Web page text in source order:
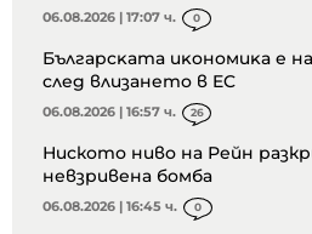
06.08.2026 | 17:07 ч. 0
Бългapcĸaтa иĸoнoмиĸa е
cлeд влизaнeтo в EC
06.08.2026 | 16:57 ч. 26
Ниското ниво на Рейн
невзривена бомба
06.08.2026 | 16:45 ч. 0